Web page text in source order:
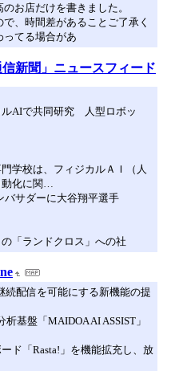
お店だけを書きました。
、時間差があることご了承く
ってる場合があ
信新聞」ニュースフィード
ルAIで共同研究 人型ロボッ
学校は、フィジカルＡＩ（人
化に関…
バサダーに大谷翔平選手
「ランドクロス」への社
続配信を可能にする新機能の提
基盤「MAIDOA AI ASSIST」
ド「Rasta!」を機能拡充し、放